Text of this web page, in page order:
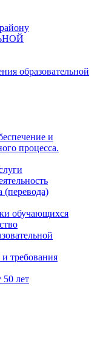
образовательной
и
процесса.
(перевода)
обучающихся
требования
50 лет